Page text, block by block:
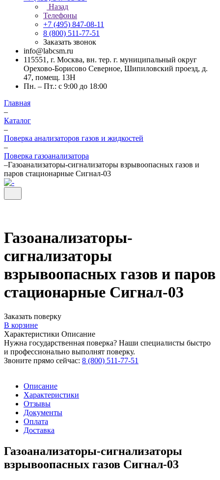
Назад
Телефоны
+7 (495) 847-08-11
8 (800) 511-77-51
Заказать звонок
info@labcsm.ru
115551, г. Москва, вн. тер. г. муниципальный округ
Орехово-Борисово Северное, Шипиловский проезд, д.
47, помещ. 13Н
Пн. – Пт.: с 9:00 до 18:00
Главная
–
Каталог
–
Поверка анализаторов газов и жидкостей
–
Поверка газоанализатора
–Газоанализаторы-сигнализаторы взрывоопасных газов и
паров стационарные Сигнал-03
Газоанализаторы-
сигнализаторы
взрывоопасных газов и паров
стационарные Сигнал-03
Заказать поверку
В корзине
Характеристики Описание
Нужна государственная поверка? Наши специалисты быстро
и профессионально выполнят поверку.
Звоните прямо сейчас: 8 (800) 511-77-51
Описание
Характеристики
Отзывы
Документы
Оплата
Доставка
Газоанализаторы-сигнализаторы
взрывоопасных газов Сигнал-03